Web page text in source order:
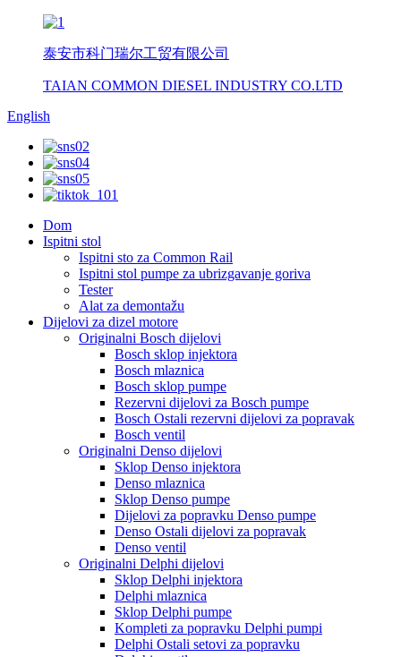
泰安市科门瑞尔工贸有限公司
TAIAN COMMON DIESEL INDUSTRY CO.LTD
English
Dom
Ispitni stol
Ispitni sto za Common Rail
Ispitni stol pumpe za ubrizgavanje goriva
Tester
Alat za demontažu
Dijelovi za dizel motore
Originalni Bosch dijelovi
Bosch sklop injektora
Bosch mlaznica
Bosch sklop pumpe
Rezervni dijelovi za Bosch pumpe
Bosch Ostali rezervni dijelovi za popravak
Bosch ventil
Originalni Denso dijelovi
Sklop Denso injektora
Denso mlaznica
Sklop Denso pumpe
Dijelovi za popravku Denso pumpe
Denso Ostali dijelovi za popravak
Denso ventil
Originalni Delphi dijelovi
Sklop Delphi injektora
Delphi mlaznica
Sklop Delphi pumpe
Kompleti za popravku Delphi pumpi
Delphi Ostali setovi za popravku